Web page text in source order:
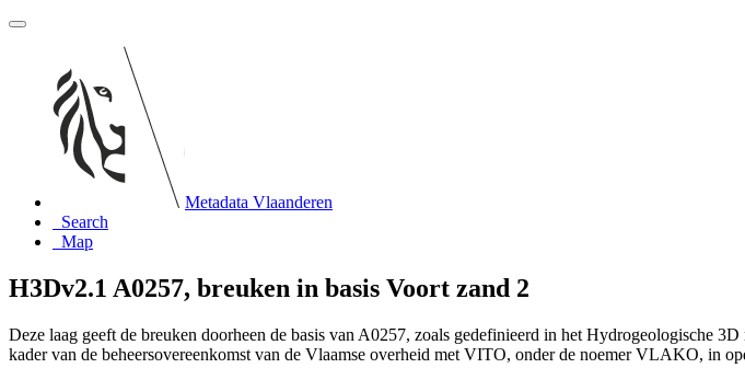
Metadata Vlaanderen
Search
Map
H3Dv2.1 A0257, breuken in basis Voort zand 2
Deze laag geeft de breuken doorheen de basis van A0257, zoals gedefinieerd in het Hydrogeologische
kader van de beheersovereenkomst van de Vlaamse overheid met VITO, onder de noemer VLAKO, in